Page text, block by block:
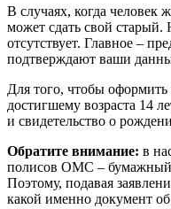
В случаях, когда человек
может сдать свой старый.
отсутствует. Главное –
подтверждают ваши
Для того, чтобы оформить
достигшему возраста 14
и свидетельство о
Обратите внимание: в
полисов ОМС – бумажный
Поэтому, подавая
какой именно документ